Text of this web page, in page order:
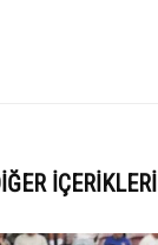
İÇERIKLERI